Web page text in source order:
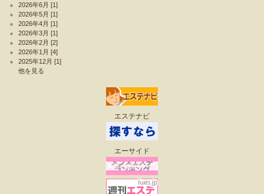
2026年6月 [1]
2026年5月 [1]
2026年4月 [1]
2026年3月 [1]
2026年2月 [2]
2026年1月 [4]
2025年12月 [1]
他を見る
エステナビ
エーサイド